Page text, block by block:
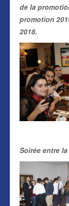
de la
promotion
2018.
Soirée entre